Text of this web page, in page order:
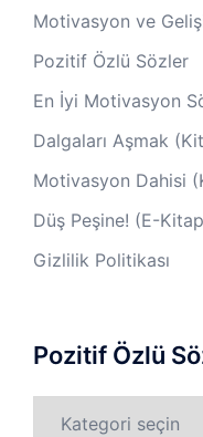
Motivasyon ve
Pozitif Özlü Sözler
En İyi Motivasyon
Dalgaları Aşmak
Motivasyon Dahisi
Düş Peşine! (E-
Gizlilik Politikası
Pozitif Özlü